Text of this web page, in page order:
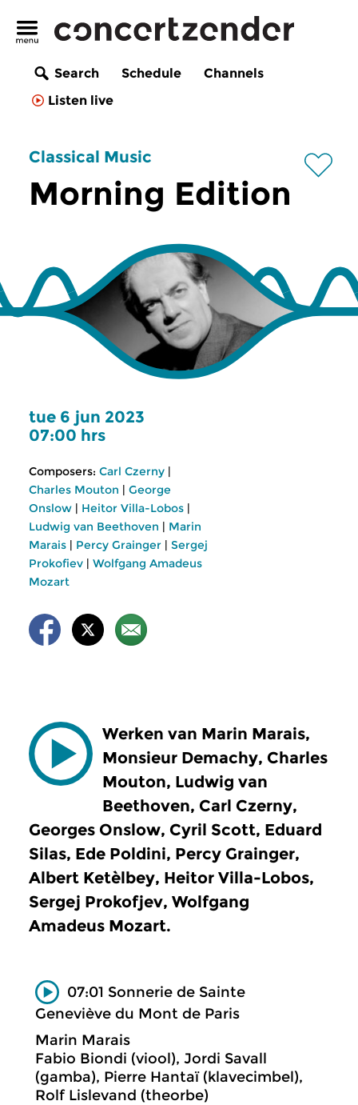
Search Schedule
Channels
Listen live
Classical Music
Morning Edition
tue 6 jun 2023
07:00 hrs
Composers: Carl Czerny |
Charles Mouton | George
Onslow | Heitor Villa-Lobos |
Ludwig van Beethoven | Marin
Marais | Percy Grainger | Sergej
Prokofiev | Wolfgang Amadeus
Mozart
Werken van Marin Marais,
Monsieur Demachy, Charles
Mouton, Ludwig van
Beethoven, Carl Czerny,
Georges Onslow, Cyril Scott, Eduard
Silas, Ede Poldini, Percy Grainger,
Albert Ketèlbey, Heitor Villa-Lobos,
Sergej Prokofjev, Wolfgang
Amadeus Mozart.
07:01 Sonnerie de Sainte
Geneviève du Mont de Paris
Marin Marais
Fabio Biondi (viool), Jordi Savall
(gamba), Pierre Hantaï (klavecimbel),
Rolf Lislevand (theorbe)